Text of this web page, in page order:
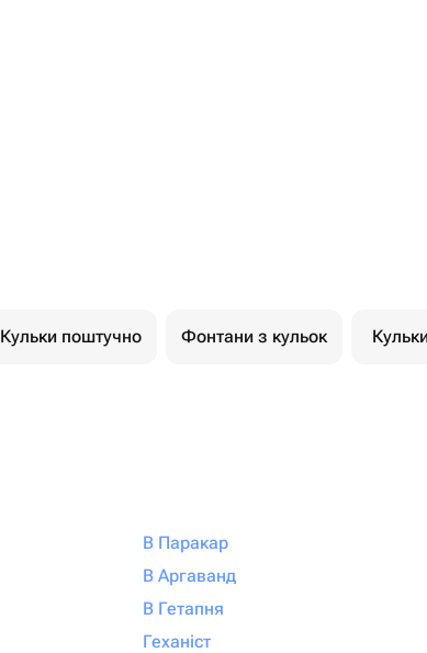
Кульки поштучно Фонтани з кульок
В Паракар
В Аргаванд
В Гетапня
Геханіст